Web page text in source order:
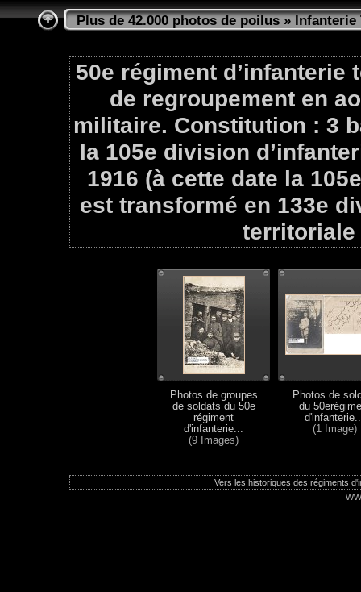
Plus de 42.000 photos de poilus»Infanterie
50e régiment
de regroupement en
militaire. Constitution : 3
la 105e division
1916 (à cette date la
est transformé en 133e
territoriale
Photos de groupes
de soldats du 50e
régiment
d'infanterie...
(9 Images)
Photos de
du
(1 Image)
Vers les historiques des régiments